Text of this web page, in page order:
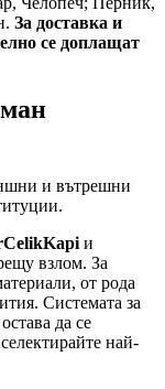
За доставка и
се доплащат
и вътрешни
и
взлом. За
от рода
Системата за
да се
най-